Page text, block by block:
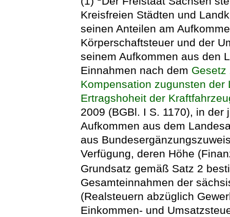
Kreisfreien Städten und
seinen Anteilen am
Körperschaftsteuer und der
seinem Aufkommen aus den
Einnahmen nach dem Gesetz
Kompensation zugunsten
Ertragshoheit der
2009 (BGBl. I S. 1170), in
Aufkommen aus dem
aus
Verfügung, deren Höhe
Grundsatz gemäß Satz 2
Gesamteinnahmen der
(Realsteuern abzüglich
Einkommen- und